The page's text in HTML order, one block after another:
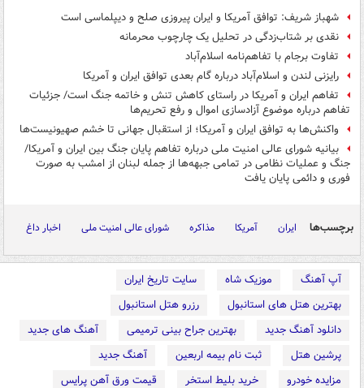
شهباز شریف: توافق آمریکا و ایران پیروزی صلح و دیپلماسی است
نقدی بر شتاب‌زدگی در تحلیل یک چارچوب محرمانه
تفاوت برجام با تفاهم‌نامه اسلام‌آباد
رایزنی لندن و اسلام‌آباد درباره گام بعدی توافق ایران و آمریکا
تفاهم ایران و آمریکا در راستای کاهش تنش و خاتمه جنگ است/ جزئیات
تفاهم درباره موضوع آزادسازی اموال و رفع تحریم‌ها
واکنش‌ها به توافق ایران و آمریکا؛ از استقبال جهانی تا خشم صهیونیست‌ها
بیانیه شورای عالی امنیت ملی درباره تفاهم پایان جنگ بین ایران و آمریکا/
جنگ و عملیات نظامی در تمامی جبهه‌ها از جمله لبنان از امشب به صورت
فوری و دائمی پایان یافت
برچسب‌ها ایران آمریکا مذاکره شورای عالی امنیت ملی اخبار داغ
آپ آهنگ موزیک شاه
سایت تاریخ ایران
بهترین هتل های استانبول
رزرو هتل استانبول
دانلود آهنگ جدید
بهترین جراح بینی ترمیمی
آهنگ های جدید
پرشین هتل
ثبت نام بیمه اربعین
آهنگ جدید
مزایده خودرو
خرید بلیط استخر
قیمت ورق آهن پرایس